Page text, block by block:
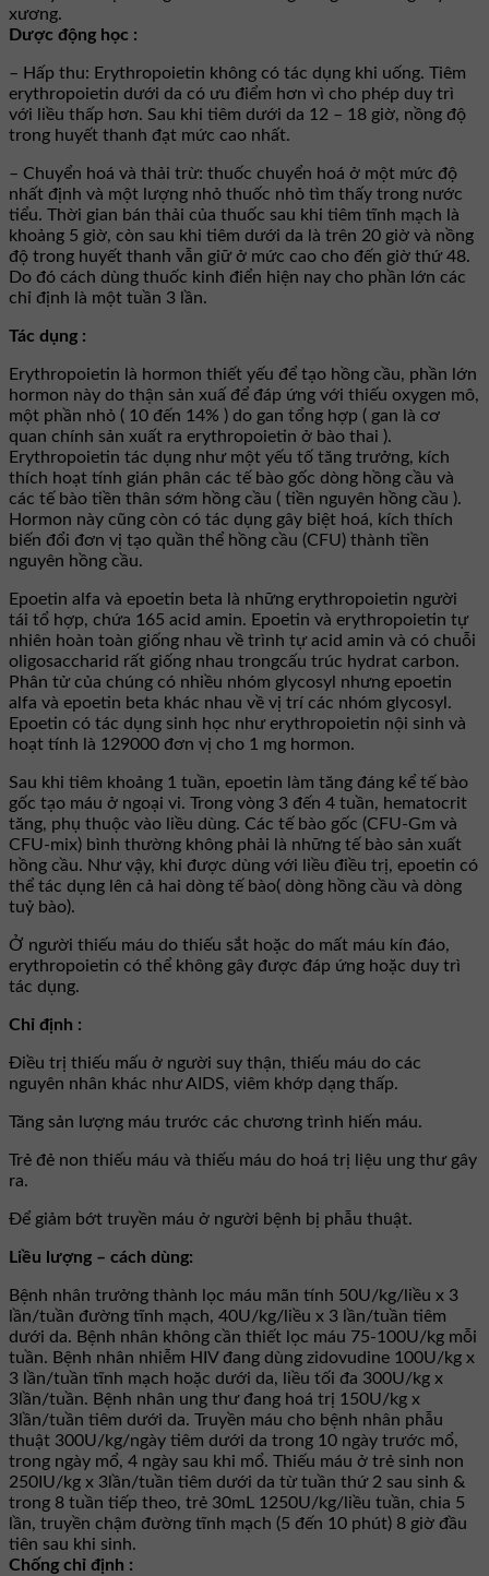
xương.
Dược động học :
– Hấp thu: Erythropoietin không có tác dụng khi uống. Tiêm
erythropoietin dưới da có ưu điểm hơn vì cho phép duy trì
với liều thấp hơn. Sau khi tiêm dưới da 12 – 18 giờ, nồng độ
trong huyết thanh đạt mức cao nhất.
– Chuyển hoá và thải trừ: thuốc chuyển hoá ở một mức độ
nhất định và một lượng nhỏ thuốc nhỏ tìm thấy trong nước
tiểu. Thời gian bán thải của thuốc sau khi tiêm tĩnh mạch là
khoảng 5 giờ, còn sau khi tiêm dưới da là trên 20 giờ và nồng
độ trong huyết thanh vẫn giữ ở mức cao cho đến giờ thứ 48.
Do đó cách dùng thuốc kinh điển hiện nay cho phần lớn các
chỉ định là một tuần 3 lần.
Tác dụng :
Erythropoietin là hormon thiết yếu để tạo hồng cầu, phần lớn
hormon này do thận sản xuấ để đáp ứng với thiếu oxygen mô,
một phần nhỏ ( 10 đến 14% ) do gan tổng hợp ( gan là cơ
quan chính sản xuất ra erythropoietin ở bào thai ).
Erythropoietin tác dụng như một yếu tố tăng trưởng, kích
thích hoạt tính gián phân các tế bào gốc dòng hồng cầu và
các tế bào tiền thân sớm hồng cầu ( tiền nguyên hồng cầu ).
Hormon này cũng còn có tác dụng gây biệt hoá, kích thích
biến đổi đơn vị tạo quần thể hồng cầu (CFU) thành tiền
nguyên hồng cầu.
Epoetin alfa và epoetin beta là những erythropoietin người
tái tổ hợp, chứa 165 acid amin. Epoetin và erythropoietin tự
nhiên hoàn toàn giống nhau về trình tự acid amin và có chuỗi
oligosaccharid rất giống nhau trongcấu trúc hydrat carbon.
Phân tử của chúng có nhiều nhóm glycosyl nhưng epoetin
alfa và epoetin beta khác nhau về vị trí các nhóm glycosyl.
Epoetin có tác dụng sinh học như erythropoietin nội sinh và
hoạt tính là 129000 đơn vị cho 1 mg hormon.
Sau khi tiêm khoảng 1 tuần, epoetin làm tăng đáng kể tế bào
gốc tạo máu ở ngoại vi. Trong vòng 3 đến 4 tuần, hematocrit
tăng, phụ thuộc vào liều dùng. Các tế bào gốc (CFU-Gm và
CFU-mix) bình thường không phải là những tế bào sản xuất
hồng cầu. Như vậy, khi được dùng với liều điều trị, epoetin có
thể tác dụng lên cả hai dòng tế bào( dòng hồng cầu và dòng
tuỷ bào).
Ở người thiếu máu do thiếu sắt hoặc do mất máu kín đáo,
erythropoietin có thể không gây được đáp ứng hoặc duy trì
tác dụng.
Chỉ định :
Ðiều trị thiếu mấu ở người suy thận, thiếu máu do các
nguyên nhân khác như AIDS, viêm khớp dạng thấp.
Tăng sản lượng máu trước các chương trình hiến máu.
Trẻ đẻ non thiếu máu và thiếu máu do hoá trị liệu ung thư gây
ra.
Để giảm bớt truyền máu ở người bệnh bị phẫu thuật.
Liều lượng – cách dùng:
Bệnh nhân trưởng thành lọc máu mãn tính 50U/kg/liều x 3
lần/tuần đường tĩnh mạch, 40U/kg/liều x 3 lần/tuần tiêm
dưới da. Bệnh nhân không cần thiết lọc máu 75-100U/kg mỗi
tuần. Bệnh nhân nhiễm HIV đang dùng zidovudine 100U/kg x
3 lần/tuần tĩnh mạch hoặc dưới da, liều tối đa 300U/kg x
3lần/tuần. Bệnh nhân ung thư đang hoá trị 150U/kg x
3lần/tuần tiêm dưới da. Truyền máu cho bệnh nhân phẫu
thuật 300U/kg/ngày tiêm dưới da trong 10 ngày trước mổ,
trong ngày mổ, 4 ngày sau khi mổ. Thiếu máu ở trẻ sinh non
250IU/kg x 3lần/tuần tiêm dưới da từ tuần thứ 2 sau sinh &
trong 8 tuần tiếp theo, trẻ 30mL 1250U/kg/liều tuần, chia 5
lần, truyền chậm đường tĩnh mạch (5 đến 10 phút) 8 giờ đầu
tiên sau khi sinh.
Chống chỉ định :